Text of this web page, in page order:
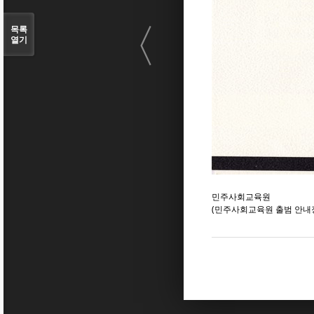
민주사회교육원
(민주사회교육원 출범 안내
〈
목록
열기